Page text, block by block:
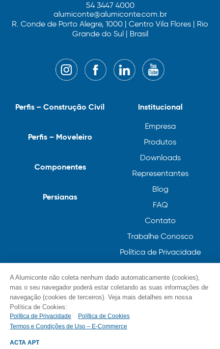
54 3447 4000
alumiconte@alumiconte.com.br
R. Conde de Porto Alegre, 1000 | Centro Vila Flores | Rio
Grande do Sul | Brasil
Institucional
Empresa
Produtos
Downloads
Representantes
Blog
FAQ
Contato
Trabalhe Conosco
Política de Privacidade
Perfis – Construção Civil
Perfis – Moveleiro
Componentes
Persianas
© Alumiconte, Grande como as minhas ideias /
A Alumiconte não coleta nenhum dado automaticamente (cookies),
mas o seu navegador poderá estar coletando as suas informações de
navegação (cookies de terceiros). Veja mais detalhes em nossa
Política de Cookies:
Política de Privacidade
Política de Cookies
Termos e Condições de Uso – E-Commerce
ACTA APT